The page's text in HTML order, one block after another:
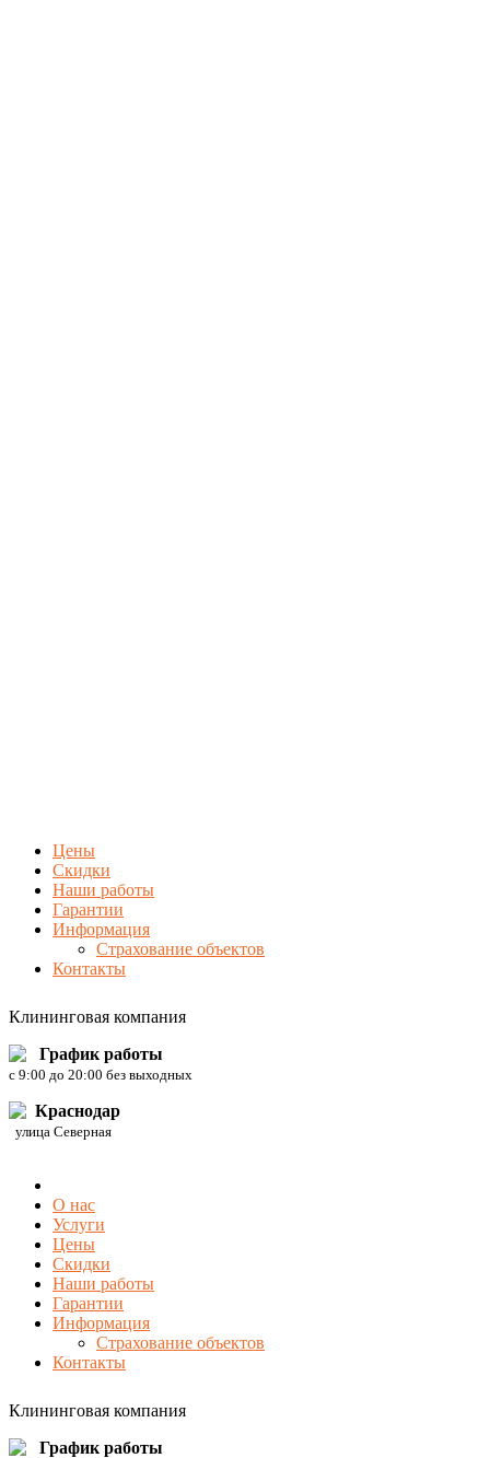
Цены
Скидки
Наши работы
Гарантии
Информация
Страхование объектов
Контакты
Клининговая компания
График работы
c 9:00 до 20:00 без выходных
Краснодар
улица Северная
О нас
Услуги
Цены
Скидки
Наши работы
Гарантии
Информация
Страхование объектов
Контакты
Клининговая компания
График работы